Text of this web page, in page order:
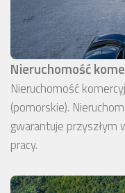
Nieruchomość
Nieruchomość
(pomorskie).
gwarantuje przyszłym
pracy.